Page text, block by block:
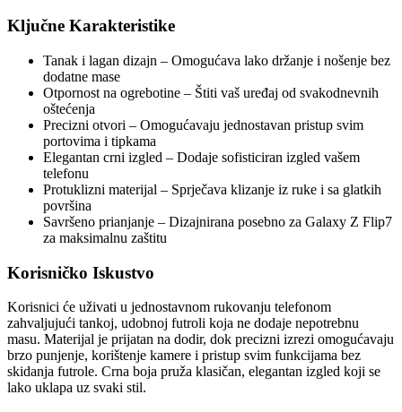
Ključne Karakteristike
Tanak i lagan dizajn – Omogućava lako držanje i nošenje bez
dodatne mase
Otpornost na ogrebotine – Štiti vaš uređaj od svakodnevnih
oštećenja
Precizni otvori – Omogućavaju jednostavan pristup svim
portovima i tipkama
Elegantan crni izgled – Dodaje sofisticiran izgled vašem
telefonu
Protuklizni materijal – Sprječava klizanje iz ruke i sa glatkih
površina
Savršeno prianjanje – Dizajnirana posebno za Galaxy Z Flip7
za maksimalnu zaštitu
Korisničko Iskustvo
Korisnici će uživati u jednostavnom rukovanju telefonom
zahvaljujući tankoj, udobnoj futroli koja ne dodaje nepotrebnu
masu. Materijal je prijatan na dodir, dok precizni izrezi omogućavaju
brzo punjenje, korištenje kamere i pristup svim funkcijama bez
skidanja futrole. Crna boja pruža klasičan, elegantan izgled koji se
lako uklapa uz svaki stil.